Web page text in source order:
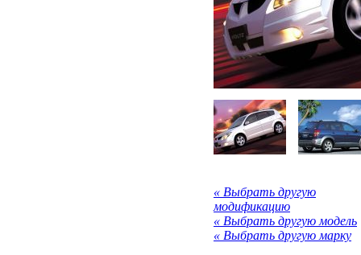
« Выбрать другую
модификацию
« Выбрать другую модель
« Выбрать другую марку